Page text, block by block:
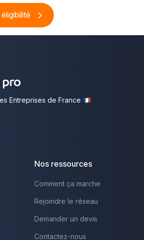
Entreprises de France
Nos ressources
Comment ça marche
Rejoindre le réseau
Demander un devis
Contactez-nous